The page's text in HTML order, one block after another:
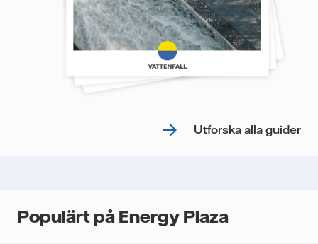
Utforska alla guider
Populärt på Energy Plaza